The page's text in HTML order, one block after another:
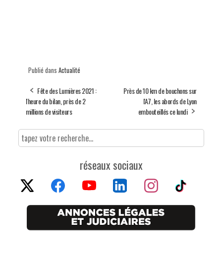
Publié dans Actualité
Fête des Lumières 2021 :
l'heure du bilan, près de 2
millions de visiteurs
Près de 10 km de bouchons sur
l'A7, les abords de Lyon
embouteillés ce lundi
réseaux sociaux